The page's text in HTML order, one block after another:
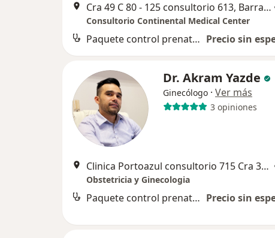
Cra 49 C 80 - 125 consultorio 613, Barranquilla
Consultorio Continental Medical Center
Paquete control prenatal y atención al parto Precio sin
Dr. Akram Yazde
Ginecólogo · Ver más
3 opiniones
Clinica Portoazul consultorio 715 Cra 30 Corredor Universitario, Barranquilla
Obstetricia y Ginecologia
Paquete control prenatal y atención al parto Precio sin